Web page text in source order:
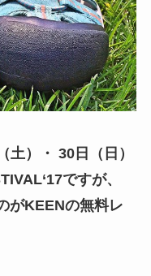
）・ 30日（日）
ですが、
がKEENの無料レ